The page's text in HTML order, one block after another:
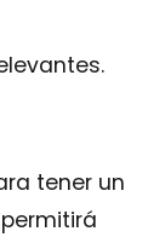
tener un